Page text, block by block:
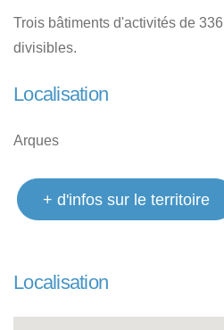
Trois bâtiments d'activités de 336
divisibles.
Localisation
Arques
+ d'infos sur le territoire
Localisation